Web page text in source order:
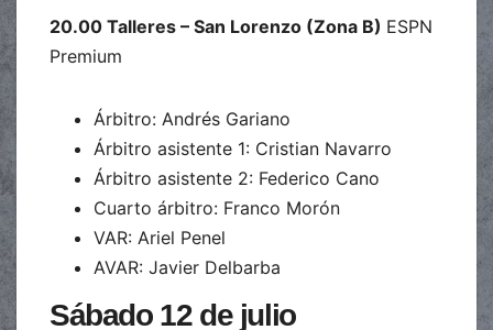
20.00 Talleres – San Lorenzo (Zona B) ESPN
Premium
Árbitro: Andrés Gariano
Árbitro asistente 1: Cristian Navarro
Árbitro asistente 2: Federico Cano
Cuarto árbitro: Franco Morón
VAR: Ariel Penel
AVAR: Javier Delbarba
Sábado 12 de julio